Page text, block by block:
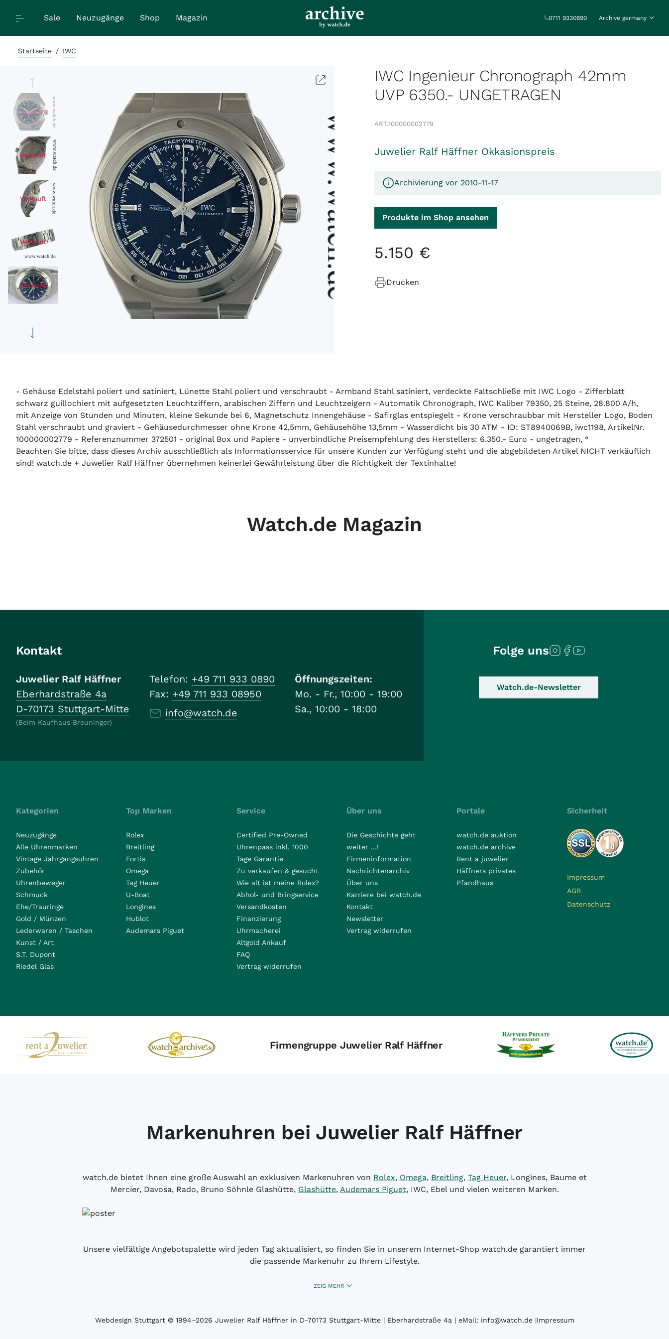
Sale Neuzugänge Shop Magazin 0711 9330890 Archive germany
Startseite / IWC
IWC Ingenieur Chronograph 42mm
UVP 6350.- UNGETRAGEN
Verkauft
Verkauft
Verkauft
Verkauft
Verkauft
ART.100000002779
Juwelier Ralf Häffner Okkasionspreis
Archivierung vor 2010-11-17
Produkte im Shop ansehen
5.150 €
Drucken
- Gehäuse Edelstahl poliert und satiniert, Lünette Stahl poliert und verschraubt - Armband Stahl satiniert, verdeckte Faltschließe mit IWC Logo - Zifferblatt
schwarz guillochiert mit aufgesetzten Leuchtziffern, arabischen Ziffern und Leuchtzeigern - Automatik Chronograph, IWC Kaliber 79350, 25 Steine, 28.800 A/h,
mit Anzeige von Stunden und Minuten, kleine Sekunde bei 6, Magnetschutz Innengehäuse - Safirglas entspiegelt - Krone verschraubbar mit Hersteller Logo, Boden
Stahl verschraubt und graviert - Gehäusedurchmesser ohne Krone 42,5mm, Gehäusehöhe 13,5mm - Wasserdicht bis 30 ATM - ID: ST8940069B, iwc1198, ArtikelNr.
100000002779 - Referenznummer 372501 - original Box und Papiere - unverbindliche Preisempfehlung des Herstellers: 6.350.- Euro - ungetragen, °
Beachten Sie bitte, dass dieses Archiv ausschließlich als Informationsservice für unsere Kunden zur Verfügung steht und die abgebildeten Artikel NICHT verkäuflich
sind! watch.de + Juwelier Ralf Häffner übernehmen keinerlei Gewährleistung über die Richtigkeit der Textinhalte!
Watch.de Magazin
Kontakt
Juwelier Ralf Häffner
Eberhardstraße 4a
D-70173 Stuttgart-Mitte
(Beim Kaufhaus Breuninger)
Telefon: +49 711 933 0890
Fax: +49 711 933 08950
info@watch.de
Öffnungszeiten:
Mo. - Fr., 10:00 - 19:00
Sa., 10:00 - 18:00
Folge uns
Watch.de-Newsletter
Kategorien
Neuzugänge
Alle Uhrenmarken
Vintage Jahrgangsuhren
Zubehör
Uhrenbeweger
Schmuck
Ehe/Trauringe
Gold / Münzen
Lederwaren / Taschen
Kunst / Art
S.T. Dupont
Riedel Glas
Top Marken
Rolex
Breitling
Fortis
Omega
Tag Heuer
U-Boat
Longines
Hublot
Audemars Piguet
Service
Certified Pre-Owned
Uhrenpass inkl. 1000
Tage Garantie
Zu verkaufen & gesucht
Wie alt ist meine Rolex?
Abhol- und Bringservice
Versandkosten
Finanzierung
Uhrmacherei
Altgold Ankauf
FAQ
Vertrag widerrufen
Über uns
Die Geschichte geht
weiter ...!
Firmeninformation
Nachrichtenarchiv
Über uns
Karriere bei watch.de
Kontakt
Newsletter
Vertrag widerrufen
Portale
watch.de auktion
watch.de archive
Rent a juwelier
Häffners privates
Pfandhaus
Sicherheit
Impressum
AGB
Datenschutz
Firmengruppe Juwelier Ralf Häffner
Markenuhren bei Juwelier Ralf Häffner
watch.de bietet Ihnen eine große Auswahl an exklusiven Markenuhren von Rolex, Omega, Breitling, Tag Heuer, Longines, Baume et
Mercier, Davosa, Rado, Bruno Söhnle Glashütte, Glashütte, Audemars Piguet, IWC, Ebel und vielen weiteren Marken.
Unsere vielfältige Angebotspalette wird jeden Tag aktualisiert, so finden Sie in unserem Internet-Shop watch.de garantiert immer
die passende Markenuhr zu Ihrem Lifestyle.
ZEIG MEHR
Webdesign Stuttgart© 1994­–2026 Juwelier Ralf Häffner in D-70173 Stuttgart-Mitte | Eberhardstraße 4a | eMail: info@watch.de|Impressum